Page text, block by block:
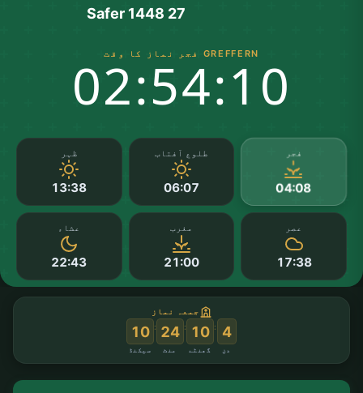
27 Safer 1448
GREFFERN فجر نماز کا وقت
02:54:10
فجر
04:08
طلوع آفتاب
06:07
ظہر
13:38
عصر
17:38
مغرب
21:00
عشاء
22:43
جمعہ نماز
4
دن
:
10
گھنٹے
:
24
منٹ
:
10
سیکنڈ